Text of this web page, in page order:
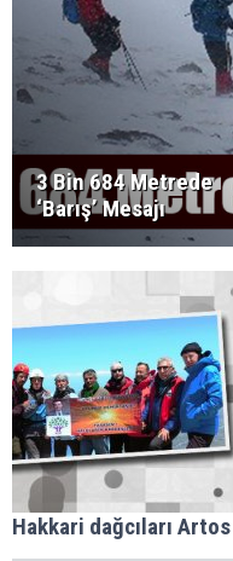
3 Bin 684 Metrede
‘Barış’ Mesajı
Hakkari dağcıları